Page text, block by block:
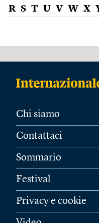
R S T U V W X
Chi siamo
Contattaci
Sommario
Festival
Privacy e cookie